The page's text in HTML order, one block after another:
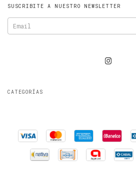
SUSCRIBITE A NUESTRO NEWSLETTER
CATEGORÍAS